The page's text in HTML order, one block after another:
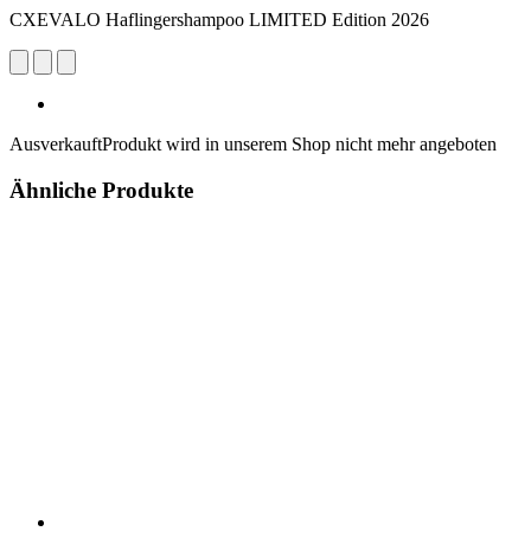
CXEVALO Haflingershampoo LIMITED Edition 2026
AusverkauftProdukt wird in unserem Shop nicht mehr angeboten
Ähnliche Produkte